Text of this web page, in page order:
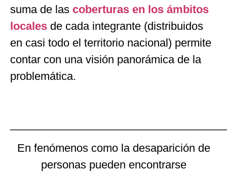
suma de las coberturas en los ámbitos
locales de cada integrante (distribuidos
en casi todo el territorio nacional) permite
contar con una visión panorámica de la
problemática.
En fenómenos como la desaparición de
personas pueden encontrarse